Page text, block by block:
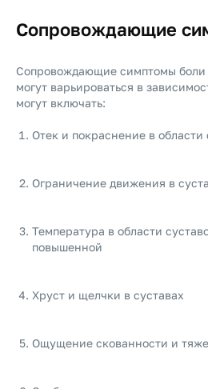
Сопровождающие
Сопровождающие симптомы боли
могут варьироваться в
могут включать:
Отек и покраснение в области
Ограничение движения в
Температура в области
повышенной
Хруст и щелчки в суставах
Ощущение скованности и